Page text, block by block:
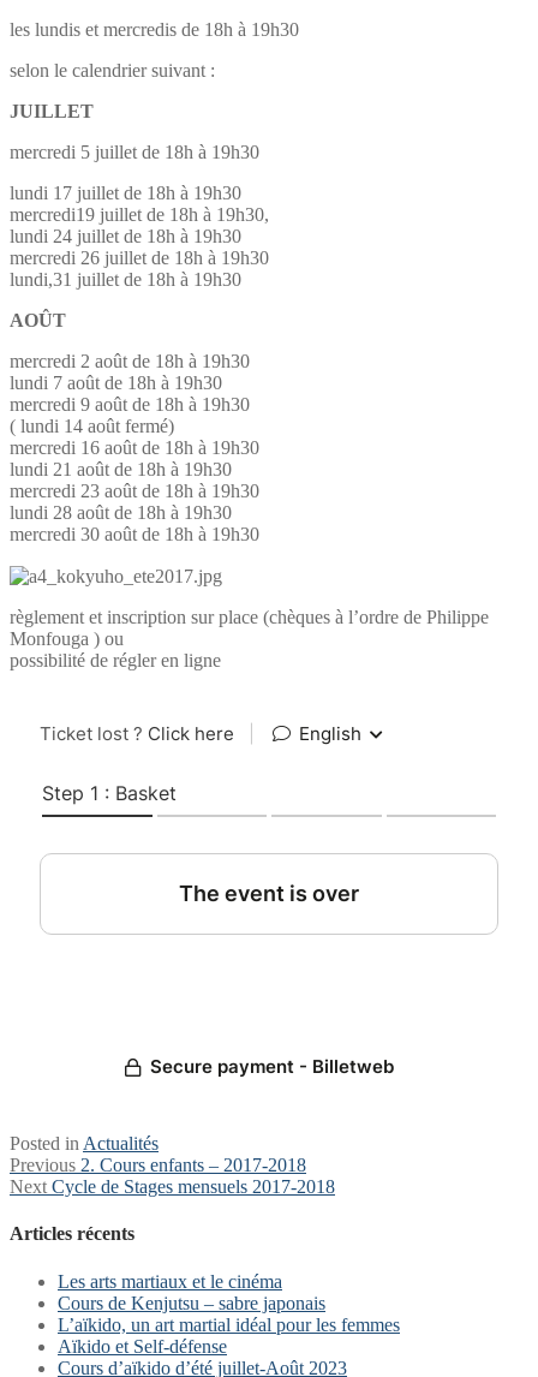
les lundis et mercredis de 18h à 19h30
selon le calendrier suivant :
JUILLET
mercredi 5 juillet de 18h à 19h30
lundi 17 juillet de 18h à 19h30
mercredi19 juillet de 18h à 19h30,
lundi 24 juillet de 18h à 19h30
mercredi 26 juillet de 18h à 19h30
lundi,31 juillet de 18h à 19h30
AOÛT
mercredi 2 août de 18h à 19h30
lundi 7 août de 18h à 19h30
mercredi 9 août de 18h à 19h30
( lundi 14 août fermé)
mercredi 16 août de 18h à 19h30
lundi 21 août de 18h à 19h30
mercredi 23 août de 18h à 19h30
lundi 28 août de 18h à 19h30
mercredi 30 août de 18h à 19h30
règlement et inscription sur place (chèques à l’ordre de Philippe
Monfouga ) ou
possibilité de régler en ligne
Posted in Actualités
Navigation
de
l’article
Previous Previous
post:
2. Cours enfants – 2017-2018
Next Next
Cycle de Stages mensuels 2017-2018
Articles récents
Les arts martiaux et le cinéma
Cours de Kenjutsu – sabre japonais
L’aïkido, un art martial idéal pour les femmes
Aïkido et Self-défense
Cours d’aïkido d’été juillet-Août 2023